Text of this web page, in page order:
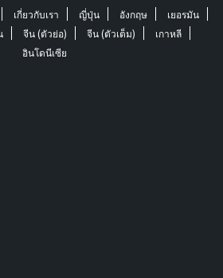
เกี่ยวกับเรา ญี่ปุ่น อังกฤษ
เยอรมัน
จีน (ตัวย่อ) จีน (ตัวเต็ม)
เกาหลี
อินโดนีเซีย